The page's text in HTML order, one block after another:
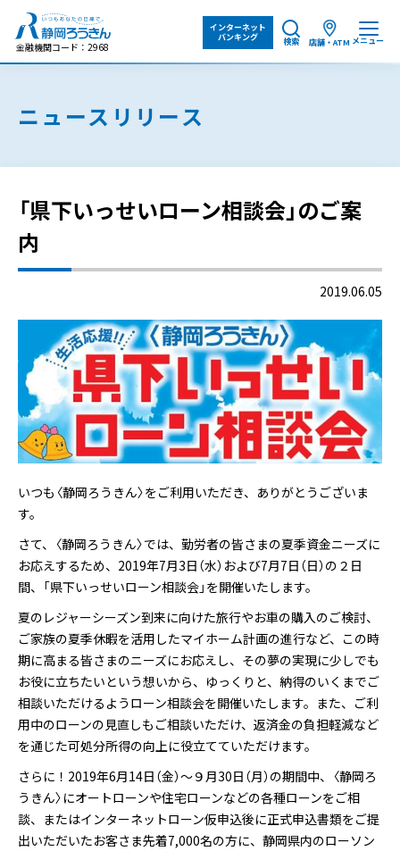
金融機関コード：2968
インターネット
バンキング
検索 店舗・ATM メニュー
ニュースリリース
「県下いっせいローン相談会」のご案
内
2019.06.05
いつも〈静岡ろうきん〉をご利用いただき、ありがとうございま
す。
さて、〈静岡ろうきん〉では、勤労者の皆さまの夏季資金ニーズに
お応えするため、2019年7月3日（水）および7月7日（日）の２日
間、「県下いっせいローン相談会」を開催いたします。
夏のレジャーシーズン到来に向けた旅行やお車の購入のご検討、
ご家族の夏季休暇を活用したマイホーム計画の進行など、この時
期に高まる皆さまのニーズにお応えし、その夢の実現に少しでも
お役に立ちたいという想いから、ゆっくりと、納得のいくまでご
相談いただけるようローン相談会を開催いたします。また、ご利
用中のローンの見直しもご相談いただけ、返済金の負担軽減など
を通じた可処分所得の向上に役立てていただけます。
さらに！2019年6月14日（金）～９月30日（月）の期間中、〈静岡ろ
うきん〉にオートローンや住宅ローンなどの各種ローンをご相
談、またはインターネットローン仮申込後に正式申込書類をご提
出いただいたお客さま先着7,000名の方に、静岡県内のローソン